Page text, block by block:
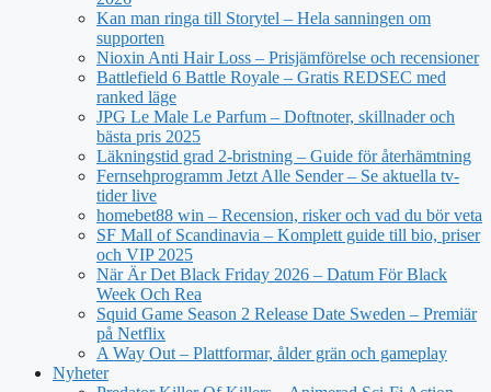
Kan man ringa till Storytel – Hela sanningen om
supporten
Nioxin Anti Hair Loss – Prisjämförelse och recensioner
Battlefield 6 Battle Royale – Gratis REDSEC med
ranked läge
JPG Le Male Le Parfum – Doftnoter, skillnader och
bästa pris 2025
Läkningstid grad 2-bristning – Guide för återhämtning
Fernsehprogramm Jetzt Alle Sender – Se aktuella tv-
tider live
homebet88 win – Recension, risker och vad du bör veta
SF Mall of Scandinavia – Komplett guide till bio, priser
och VIP 2025
När Är Det Black Friday 2026 – Datum För Black
Week Och Rea
Squid Game Season 2 Release Date Sweden – Premiär
på Netflix
A Way Out – Plattformar, ålder grän och gameplay
Nyheter